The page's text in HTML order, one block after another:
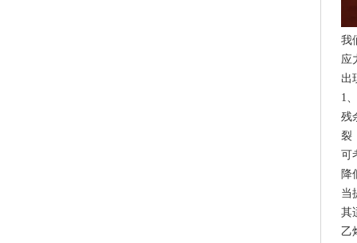
我
应
出
1
残
裂
可
降
当
其
乙